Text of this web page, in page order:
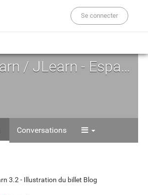
Se connecter
1Day1Learn / JLearn - Espace d'Auto-formation
Conversations